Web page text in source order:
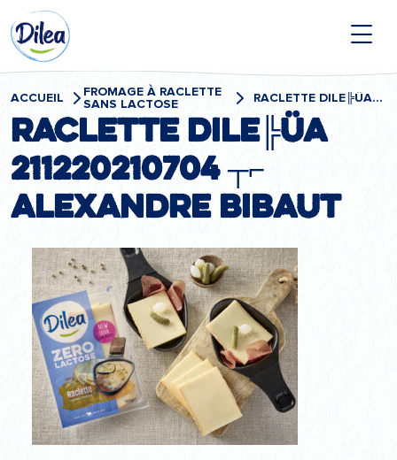
Passer
au
contenu
Dilea
Zero
Lactose
ACCUEIL
FROMAGE À RACLETTE
SANS LACTOSE
RACLETTE DILE╠ÜA 211220210704 ┬⌐ ALEXANDRE BIBAUT
Raclette Dile╠üa
211220210704 ┬⌐
Alexandre Bibaut